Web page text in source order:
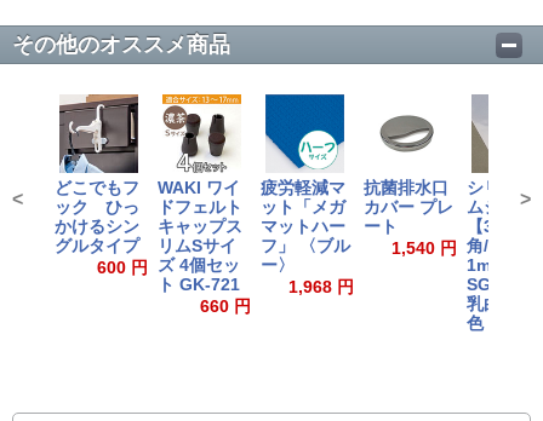
その他のオススメ商品
どこでもフ
ック ひっ
かけるシン
グルタイプ
600 円
WAKI ワイ
ドフェルト
キャップス
リムSサイ
ズ 4個セッ
ト GK-721
660 円
疲労軽減マ
ット「メガ
マットハー
フ」 〈ブル
ー〉
1,968 円
抗菌排水口
カバー プレ
ート
1,540 円
シリコン
ムシート
【300mm
角/厚さ
1mm】
SGS-14
乳白半透
色
< >